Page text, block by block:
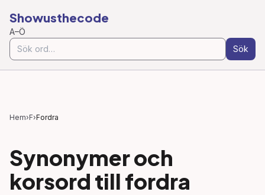
Showusthecode
A–Ö
Sök
Hem›F›Fordra
Synonymer och
korsord till fordra